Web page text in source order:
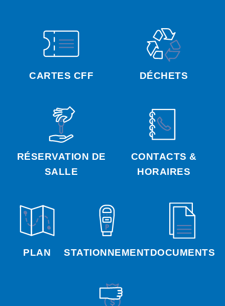
CARTES CFF DÉCHETS
RÉSERVATION DE
SALLE
CONTACTS &
HORAIRES
PLAN STATIONNEMENTDOCUMENTS